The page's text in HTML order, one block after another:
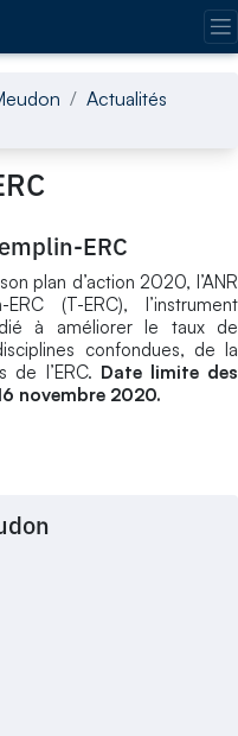
Actualités
ERC
plan d’action 2020, l’ANR
(T-ERC), l’instrument
à améliorer le taux de
confondues, de la
de l’ERC. Date limite des
novembre 2020.